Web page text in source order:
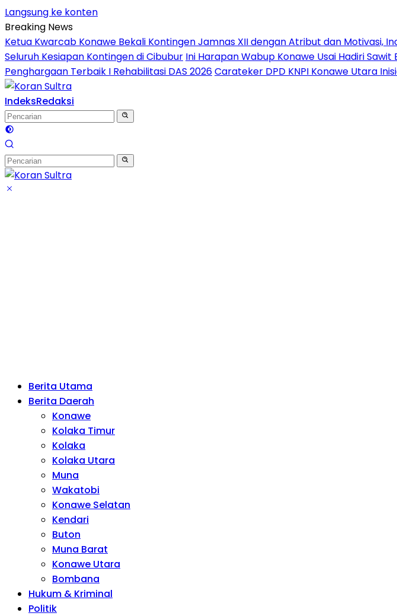
Langsung ke konten
Breaking News
Ketua Kwarcab Konawe Bekali Kontingen Jamnas XII dengan Atribut dan Motivasi,
Seluruh Kesiapan Kontingen di Cibubur Ini Harapan Wabup Konawe Usai Hadiri
Penghargaan Terbaik I Rehabilitasi DAS 2026Carateker DPD KNPI Konawe Utara
IndeksRedaksi
Berita Utama
Berita Daerah
Konawe
Kolaka Timur
Kolaka
Kolaka Utara
Muna
Wakatobi
Konawe Selatan
Kendari
Buton
Muna Barat
Konawe Utara
Bombana
Hukum & Kriminal
Politik